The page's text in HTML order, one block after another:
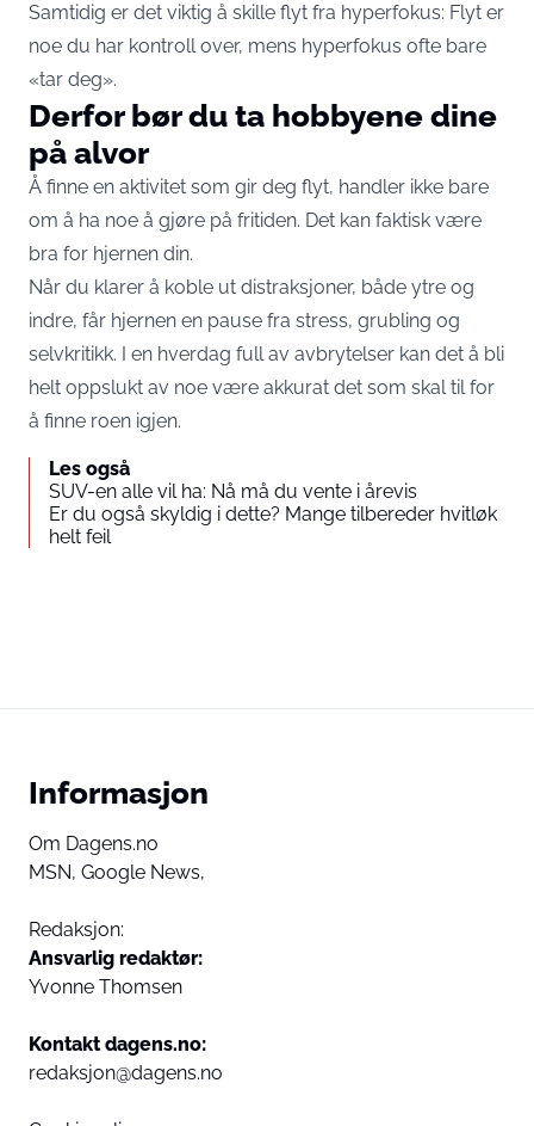
Samtidig er det viktig å skille flyt fra hyperfokus: Flyt er
noe du har kontroll over, mens hyperfokus ofte bare
«tar deg».
Derfor bør du ta hobbyene dine
på alvor
Å finne en aktivitet som gir deg flyt, handler ikke bare
om å ha noe å gjøre på fritiden. Det kan faktisk være
bra for hjernen din.
Når du klarer å koble ut distraksjoner, både ytre og
indre, får hjernen en pause fra stress, grubling og
selvkritikk. I en hverdag full av avbrytelser kan det å bli
helt oppslukt av noe være akkurat det som skal til for
å finne roen igjen.
Les også
SUV-en alle vil ha: Nå må du vente i årevis
Er du også skyldig i dette? Mange tilbereder hvitløk
helt feil
Informasjon
Om Dagens.no
MSN, Google News,
Redaksjon:
Ansvarlig redaktør:
Yvonne Thomsen
Kontakt dagens.no:
redaksjon@dagens.no